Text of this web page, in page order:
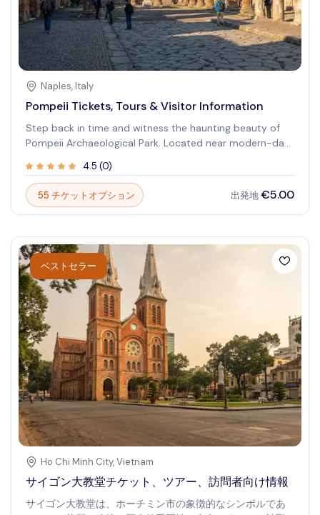
Naples, Italy
Pompeii Tickets, Tours & Visitor Information
Step back in time and witness the haunting beauty of
Pompeii Archaeological Park. Located near modern-day
unique glimpse into the daily life of an ancient Roman
city frozen in time by the catastrophic eruption of
Mount Vesuvius in 79 AD. Wander through the
remarkably preserved streets, houses, and public
thrived here. Discover the poignant stories of the people
who lived and died in Pompeii , their lives immortalized in
the ruins and artifacts unearthed by archaeologists. A
visit to Pompeii is an unforgettable journey into the
past, a powerful reminder of the forces of nature and
the enduring spirit of humanity.
4.5 (0)
55 チケットオプション 出発地€5.00
ベストセラー
Ho Chi Minh City,Vietnam
サイゴン大教堂チケット、ツアー、訪問者向け情報
サイゴン大教堂は、ホーチミン市の象徴的なシンボルであ